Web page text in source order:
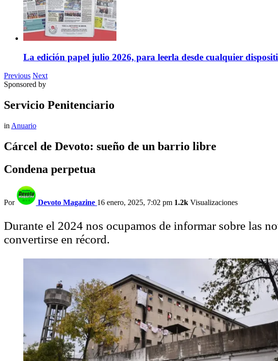
La edición papel julio 2026, para leerla desde cualquier
Previous Next
Sponsored by
Servicio Penitenciario
in Anuario
Cárcel de Devoto: sueño de un barrio libre
Condena perpetua
Por Devoto Magazine 16 enero, 2025, 7:02 pm 1.2k Visualizaciones
Durante el 2024 nos ocupamos de informar sobre las
convertirse en récord.